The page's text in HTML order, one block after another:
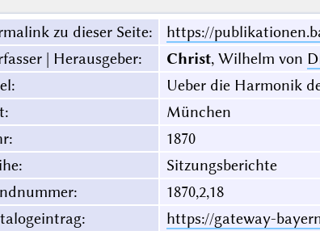
zu dieser Seite:
https://
| Herausgeber: Christ, Wilhelm von
:
Ueber die Harmonik
:
München
:
1870
:
Sitzungsberichte
:
1870,2,18
: https://gateway-